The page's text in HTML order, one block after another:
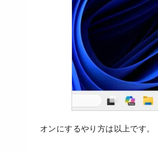
オンにするやり方は以上です。